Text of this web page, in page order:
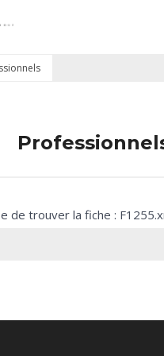
de trouver la fiche :